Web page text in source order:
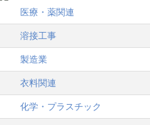
医療・薬関連
溶接工事
製造業
衣料関連
化学・プラスチック